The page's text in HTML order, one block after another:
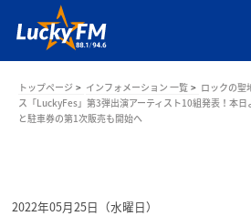
トップページ インフォメーション 一覧
ロックの聖
ス「LuckyFes」第3弾出演アーティスト10組発表！本
と駐車券の第1次販売も開始へ
2022年05月25日（水曜日）